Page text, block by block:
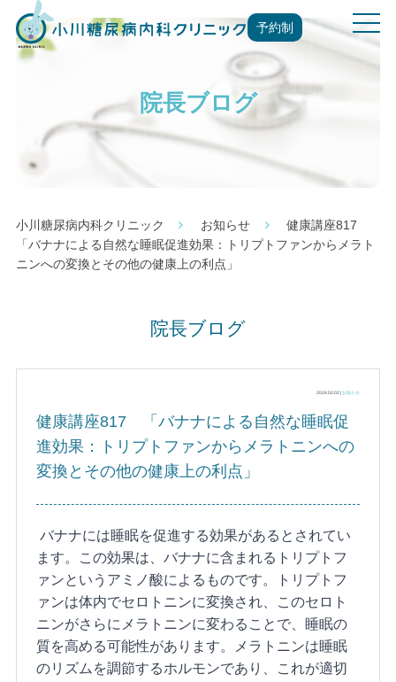
予約制
t
o
g
院長ブログ
小川糖尿病内科クリニック お知らせ
健康講座817
「バナナによる自然な睡眠促進効果：トリプトファンからメラト
ニンへの変換とその他の健康上の利点」
院長ブログ
2024.02.02 |お知らせ
健康講座817 「バナナによる自然な睡眠促
進効果：トリプトファンからメラトニンへの
変換とその他の健康上の利点」
バナナには睡眠を促進する効果があるとされてい
ます。この効果は、バナナに含まれるトリプトフ
ァンというアミノ酸によるものです。トリプトフ
ァンは体内でセロトニンに変換され、このセロト
ニンがさらにメラトニンに変わることで、睡眠の
質を高める可能性があります。メラトニンは睡眠
のリズムを調節するホルモンであり、これが適切